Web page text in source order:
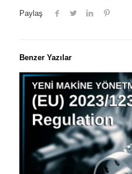
Paylaş
Benzer Yazılar